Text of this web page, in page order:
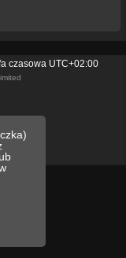
czasowa UTC+02:00